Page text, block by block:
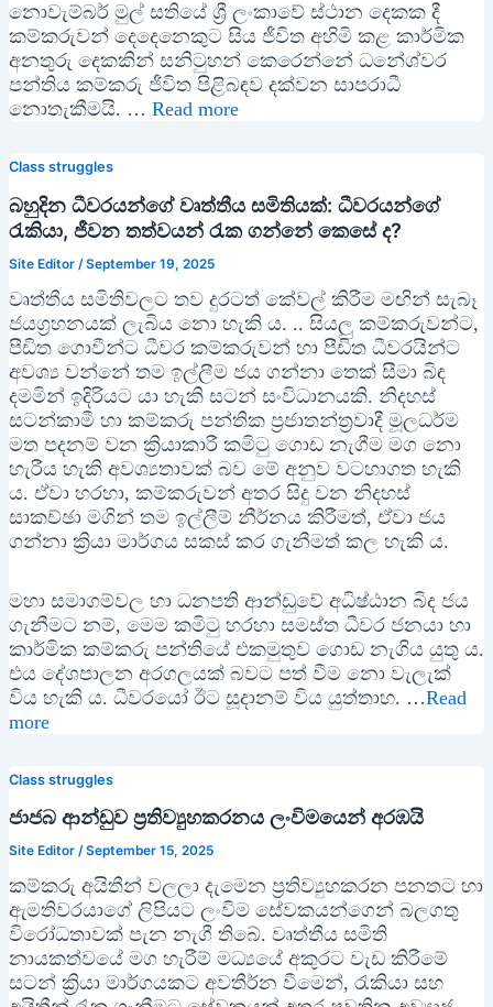
නොවැම්බර් මුල් සතියේ ශ්‍රී ලංකාවේ ස්ථාන දෙකක දී
කම්කරුවන් දෙදෙනෙකුට සිය ජීවිත අහිමි කළ කාර්මික
අනතුරු දෙකකින් සනිටුහන් කෙරෙන්නේ ධනේශ්වර
පන්තිය කම්කරු ජීවිත පිළිබඳව දක්වන සාපරාධී
නොතැකීමයි. … Read more
Class struggles
බහුදින ධීවරයන්ගේ වෘත්තීය සමිතියක්: ධීවරයන්ගේ
රැකියා, ජීවන තත්වයන් රැක ගන්නේ කෙසේ ද?
Site Editor /September 19, 2025
වෘත්තීය සමිතිවලට තව දුරටත් කේවල් කිරීම මඟින් සැබෑ
ජයග්‍රහනයක් ලැබිය නො හැකි ය. .. සියලු කම්කරුවන්ට,
පීඩිත ගොවීන්ට ධීවර කම්කරුවන් හා පීඩිත ධීවරයින්ට
අවශ්‍ය වන්නේ තම ඉල්ලීම ජය ගන්නා තෙක් සීමා බිඳ
දමමින් ඉදිරියට යා හැකි සටන් සංවිධානයකි. නිදහස්
සටන්කාමී හා කම්කරු පන්තික ප්‍රජාතන්ත්‍රවාදී මූලධර්ම
මත පදනම් වන ක්‍රියාකාරී කමිටු ගොඩ නැගීම මග නො
හැරීය හැකි අවශ්‍යතාවක් බව මේ අනුව වටහාගත හැකි
ය. ඒවා හරහා, කම්කරුවන් අතර සිදු වන නිදහස්
සාකච්ඡා මගින් තම ඉල්ලීම් නීර්නය කිරීමත්, ඒවා ජය
ගන්නා ක්‍රියා මාර්ගය සකස් කර ගැනීමත් කල හැකි ය.
මහා සමාගම්වල හා ධනපති ආන්ඩුවේ අධිෂ්ඨාන බිද ජය
ගැනීමට නම්, මෙම කමිටු හරහා සමස්ත ධීවර ජනයා හා
කාර්මික කම්කරු පන්තියේ එකමුතුව ගොඩ නැගිය යුතු ය.
එය දේශපාලන අරගලයක් බවට පත් වීම නො වැලැක්
විය හැකි ය. ධීවරයෝ ඊට සූදානම් විය යුත්තාහ. …Read
more
Class struggles
ජාජබ ආන්ඩුව ප්‍රතිව්‍යුහකරනය ලංවිමයෙන් අරඹයි
Site Editor /September 15, 2025
කම්කරු අයිතීන් වලලා දැමෙන ප්‍රතිව්‍යුහකරන පනතට හා
ඇමතිවරයාගේ ලිපියට ලංවිම සේවකයන්ගෙන් බලගතු
විරෝධතාවක් පැන නැගී තිබේ. වෘත්තීය සමිති
නායකත්වයේ මග හැරීම් මධ්‍යයේ අකුරට වැඩ කිරීමේ
සටන් ක්‍රියා මාර්ගයකට අවතීර්න වීමෙන්, රැකියා සහ